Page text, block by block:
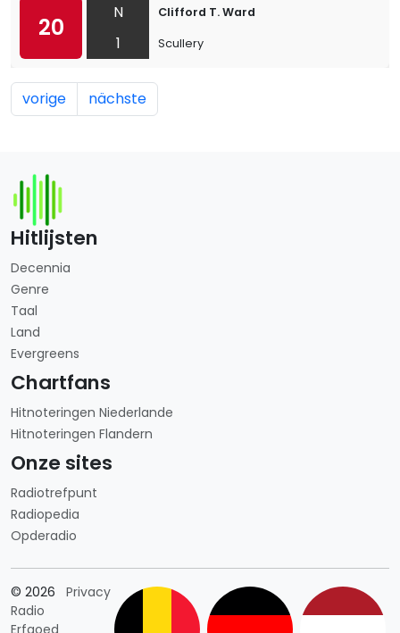
20
N
1
Clifford T. Ward
Scullery
vorige nächste
Hitlijsten
Decennia
Genre
Taal
Land
Evergreens
Chartfans
Hitnoteringen Niederlande
Hitnoteringen Flandern
Onze sites
Radiotrefpunt
Radiopedia
Opderadio
© 2026
Radio
Erfgoed
PrivacyLänderauswahl